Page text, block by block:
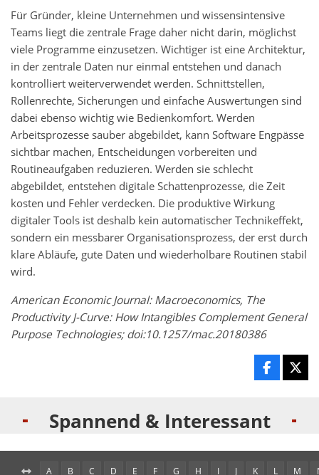
Für Gründer, kleine Unternehmen und wissensintensive
Teams liegt die zentrale Frage daher nicht darin, möglichst
viele Programme einzusetzen. Wichtiger ist eine Architektur,
in der zentrale Daten nur einmal entstehen und danach
kontrolliert weiterverwendet werden. Schnittstellen,
Rollenrechte, Sicherungen und einfache Auswertungen sind
dabei ebenso wichtig wie Bedienkomfort. Werden
Arbeitsprozesse sauber abgebildet, kann Software Engpässe
sichtbar machen, Entscheidungen vorbereiten und
Routineaufgaben reduzieren. Werden sie schlecht
abgebildet, entstehen digitale Schattenprozesse, die Zeit
kosten und Fehler verdecken. Die produktive Wirkung
digitaler Tools ist deshalb kein automatischer Technikeffekt,
sondern ein messbarer Organisationsprozess, der erst durch
klare Abläufe, gute Daten und wiederholbare Routinen stabil
wird.
American Economic Journal: Macroeconomics, The
Productivity J-Curve: How Intangibles Complement General
Purpose Technologies; doi:10.1257/mac.20180386
Spannend & Interessant
A B C D E F G H I J K L M